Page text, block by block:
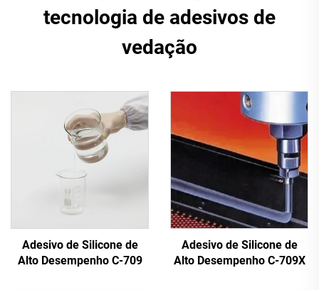
tecnologia de adesivos de
vedação
Adesivo de Silicone de
Alto Desempenho C-709
Adesivo de Silicone de
Alto Desempenho C-709X